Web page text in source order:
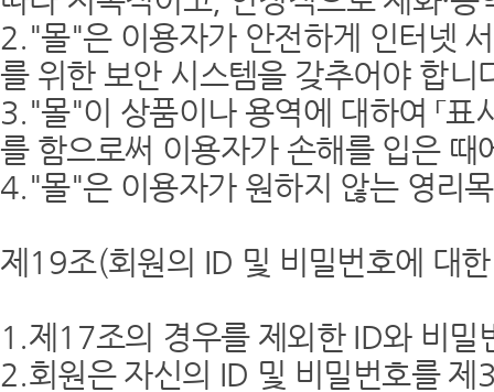
2."몰"은 이용자가 안전하게 인터넷
를 위한 보안 시스템을 갖추어야 합니
3."몰"이 상품이나 용역에 대하여 「표
를 함으로써 이용자가 손해를 입은
4."몰"은 이용자가 원하지 않는 영리
제19조(회원의 ID 및 비밀번호에 대
1.제17조의 경우를 제외한 ID와 비밀
2.회원은 자신의 ID 및 비밀번호를